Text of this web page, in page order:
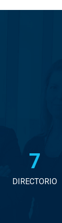
7
DIRECTORIO